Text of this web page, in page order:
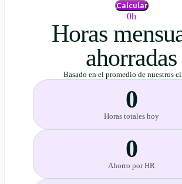
Calcular
0h
Horas
ahorradas
Basado en el promedio de nuestros
0
Horas totales hoy
0
Ahorro por HR